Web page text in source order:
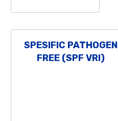
SPESIFIC PATHOGEN
FREE (SPF VRI)